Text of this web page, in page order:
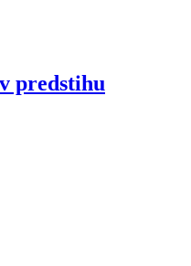
predstihu